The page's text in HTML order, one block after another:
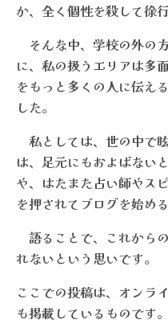
か、全く個性を殺して徐
そんな中、学校の外の
に、私の扱うエリアは多
をもっと多くの人に伝え
した。
私としては、世の中で
は、足元にもおよばない
や、はたまた占い師やス
を押されてブログを始め
語ることで、これから
れないという思いです。
ここでの投稿は、オンラ
も掲載しているものです